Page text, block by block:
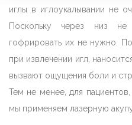
иглы в иглоукалывании не
Поскольку через низ
гофрировать их не нужно.
при извлечении игл,
вызвают ощущения боли и
Тем не менее, для
мы применяем лазерную